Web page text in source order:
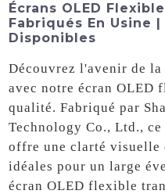
Écrans OLED
Fabriqués En Usine
Disponibles
Découvrez l'avenir de
avec notre écran OLED
qualité. Fabriqué par
Technology Co., Ltd.,
offre une clarté
idéales pour un large
écran OLED flexible